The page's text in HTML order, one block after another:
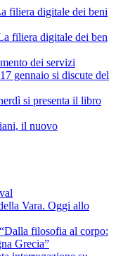
filiera digitale dei beni
filiera digitale dei ben
dei servizi
gennaio si discute del
si presenta il libro
il nuovo
Vara. Oggi allo
filosofia al corpo:
Grecia”